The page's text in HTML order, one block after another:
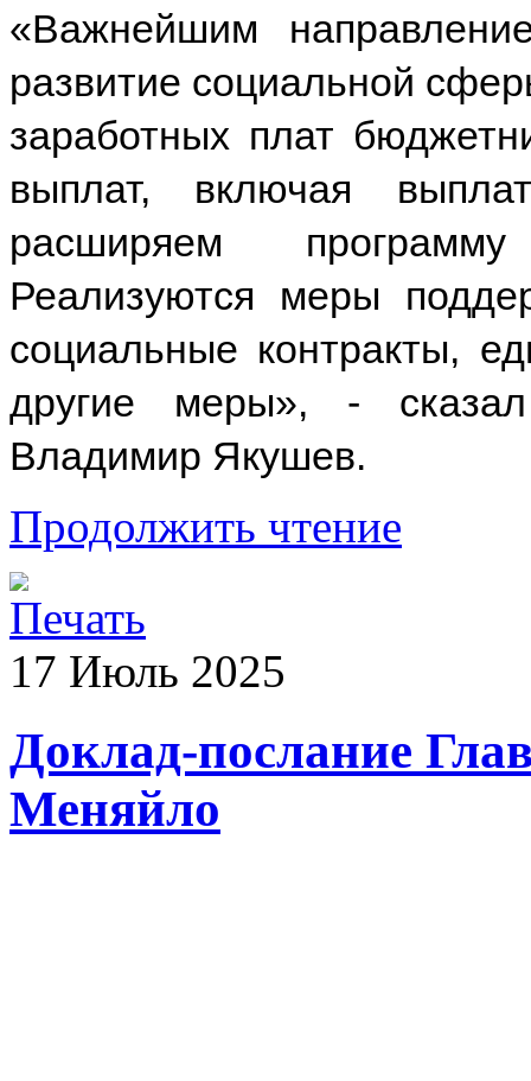
«Важнейшим
развитие социальной
заработных плат
выплат, включая
расширяем
Реализуются меры
социальные контракты,
другие меры», - сказал
Владимир Якушев.
Продолжить чтение
17 Июль 2025
Доклад-послание
Меняйло